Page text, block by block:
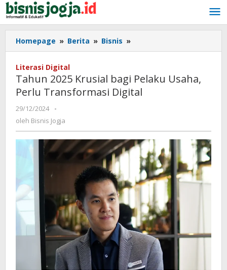
Lewati
ke
konten
Homepage » Berita » Bisnis »
2025
bagi
Pelaku
Usaha,
Literasi Digital
Tahun 2025 Krusial bagi Pelaku Usaha,
Perlu Transformasi Digital
29/12/2024
oleh
Bisnis
Jogja
-
oleh Bisnis Jogja